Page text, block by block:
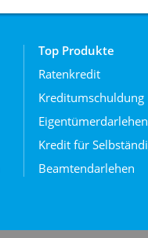
Top Produkte
Ratenkredit
Kreditumschuldung
Eigentümerdarlehen
Kredit für
Beamtendarlehen